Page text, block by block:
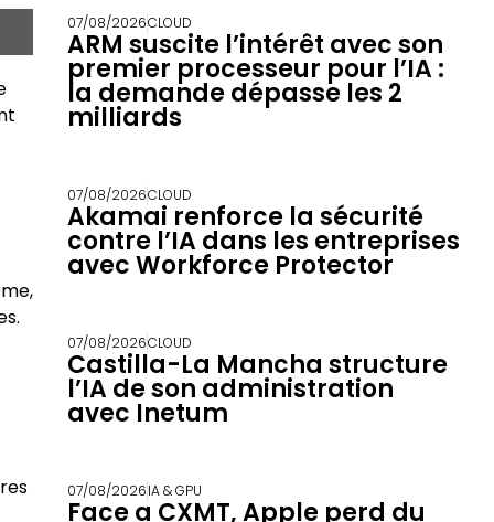
07/08/2026CLOUD
ARM suscite l’intérêt avec son
premier processeur pour l’IA :
la demande dépasse les 2
milliards
07/08/2026CLOUD
Akamai renforce la sécurité
contre l’IA dans les entreprises
avec Workforce Protector
07/08/2026CLOUD
Castilla-La Mancha structure
l’IA de son administration
avec Inetum
07/08/2026IA & GPU
Face a CXMT, Apple perd du